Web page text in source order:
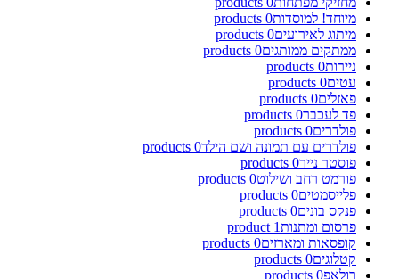
מיוחד! למוסדות0
products
מיתוג לאירועים0
products
ממתקים ממותגים0
products
ניירות0
products
עטים0
products
פאזלים0
products
פד לעכבר0
products
פולדרים0
products
פולדרים עם תמונה ושם הילד0
products
פוסטר נייר0
products
פורמט רחב ושילוט0
products
פלייסמטים0
products
פנקס בונים0
products
פרסום ומתנות1
product
קופסאות ומארזים0
products
קטלוגים0
products
רולאפ0
products